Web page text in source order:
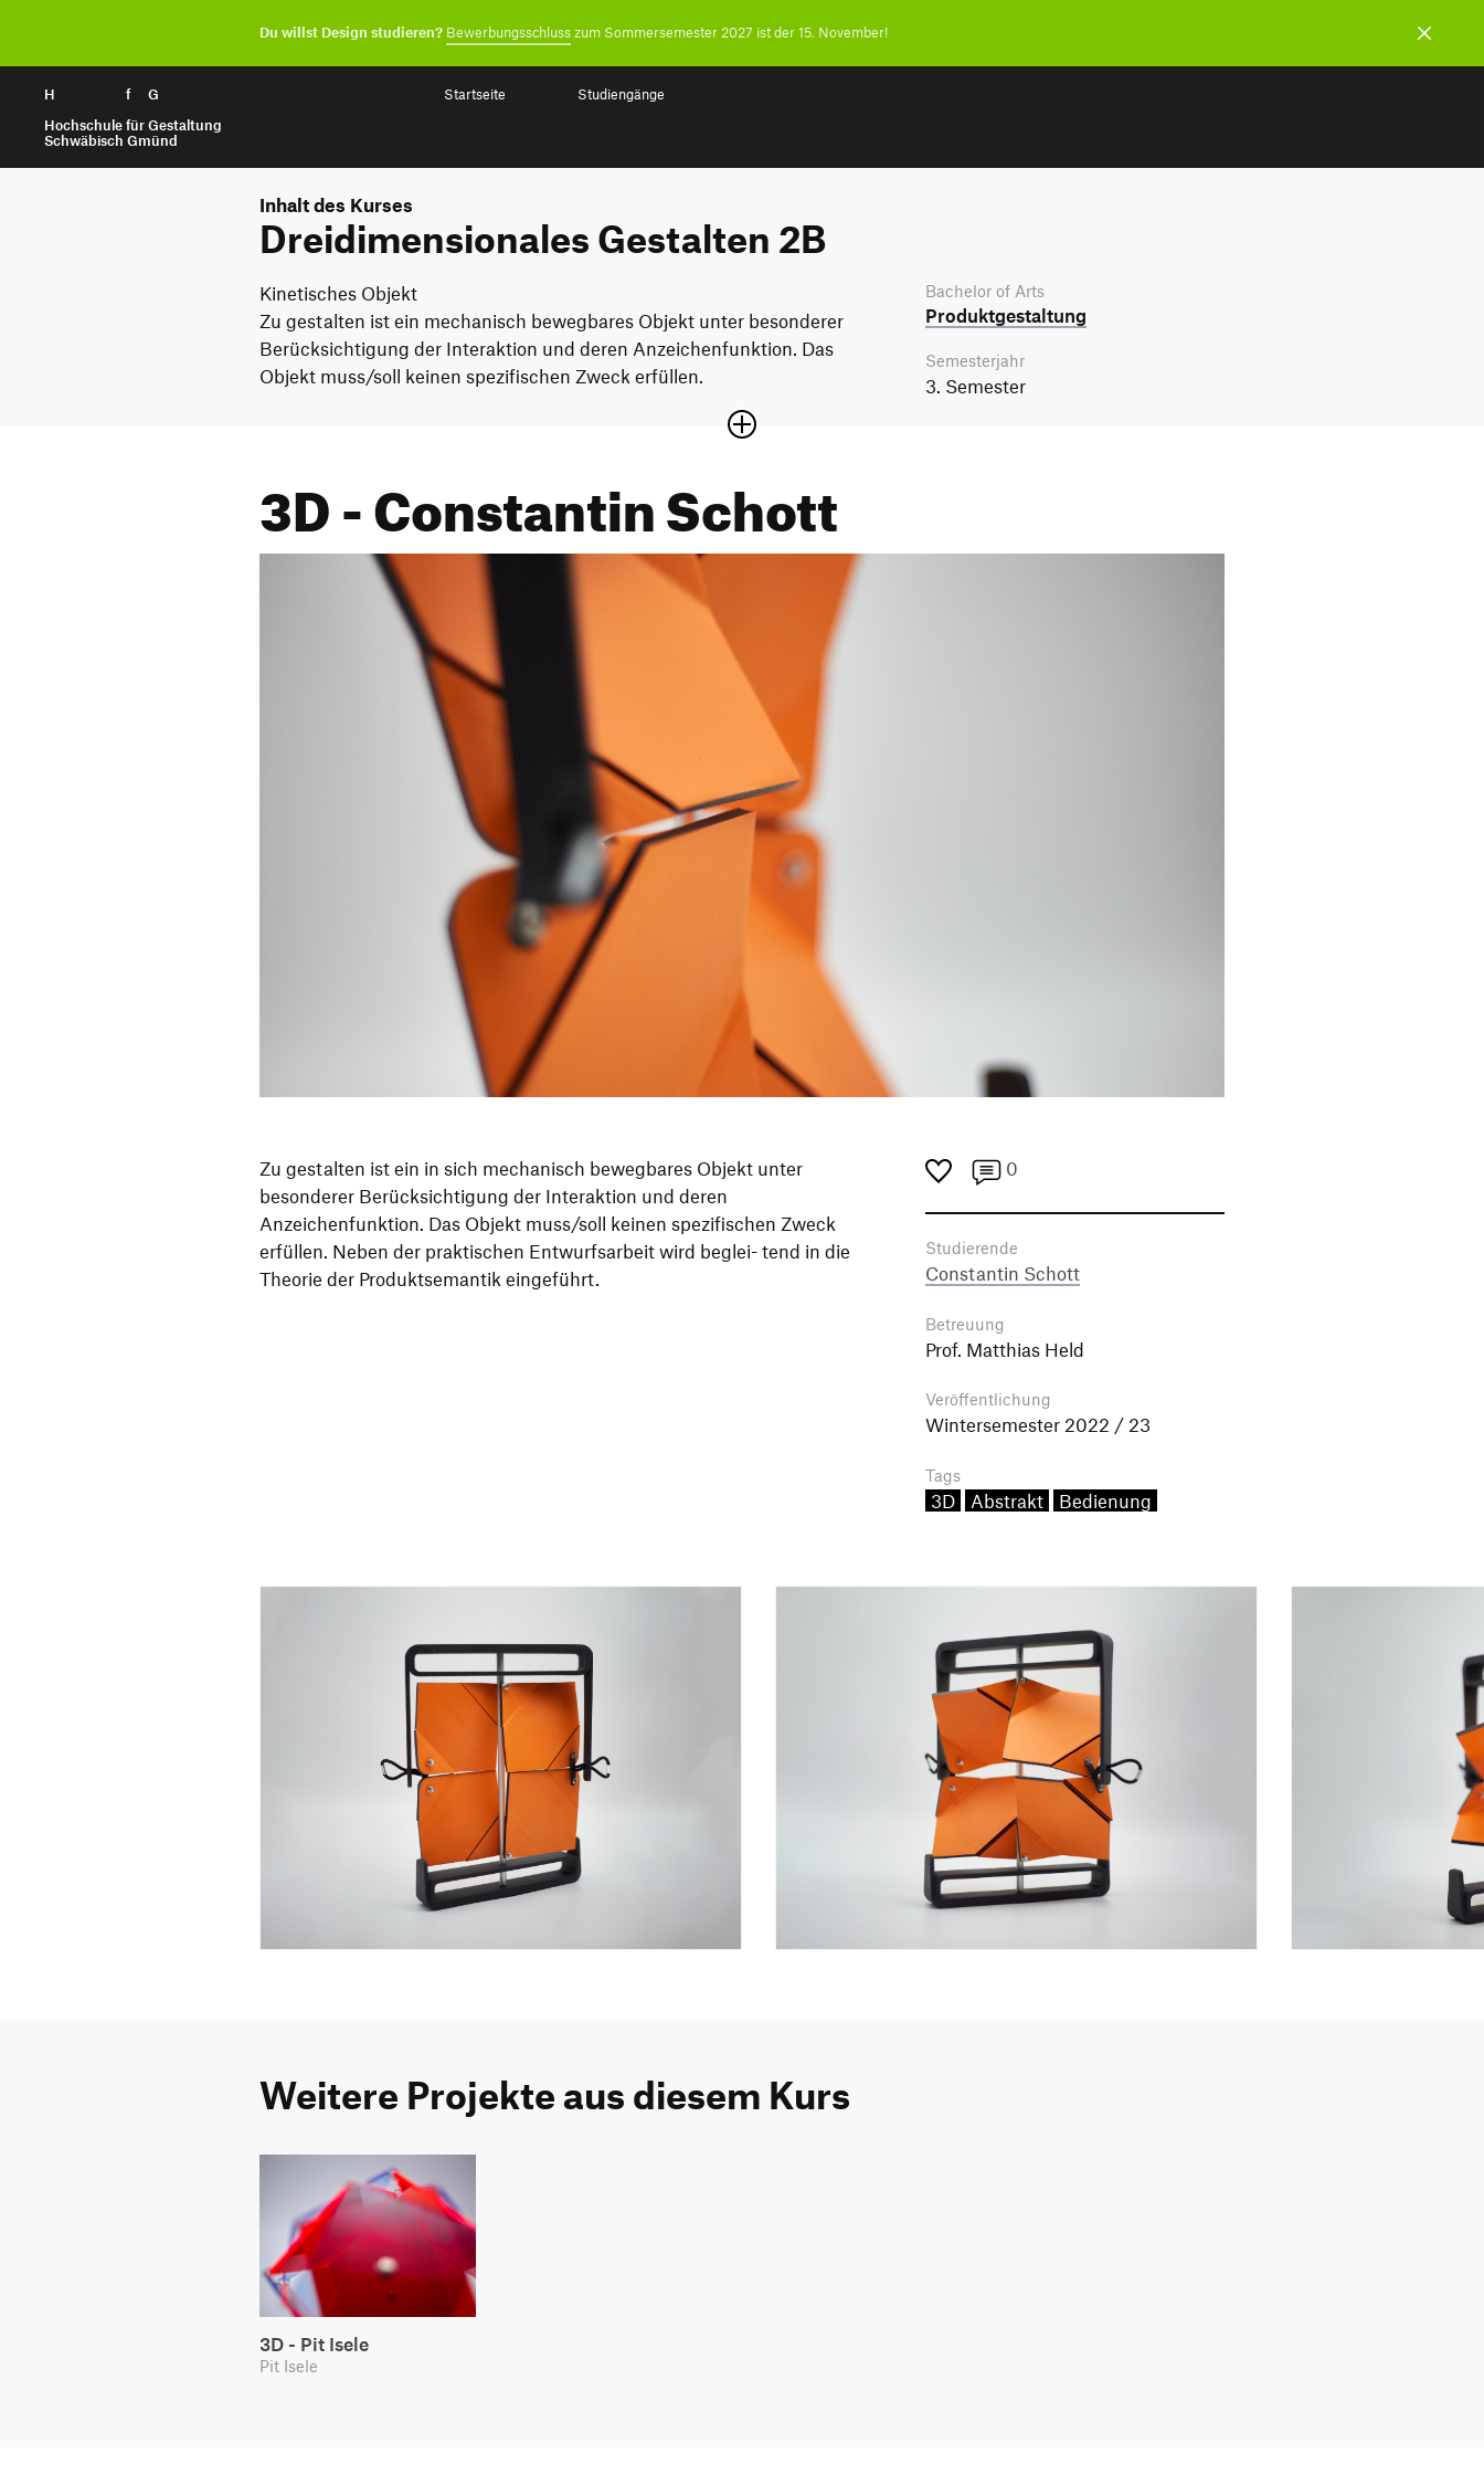
H f
G
Hochschule für Gestaltung
Schwäbisch Gmünd
Zum Seiteninhalt springen Startseite Studiengänge
Du willst Design studieren? Bewerbungsschlusszum Sommersemester 2027 ist der 15. November!
Inhalt des Kurses
Dreidimensionales Gestalten 2B
Kinetisches Objekt
Zu gestalten ist ein mechanisch bewegbares Objekt unter besonderer
Berücksichtigung der Interaktion und deren Anzeichenfunktion. Das
Objekt muss/soll keinen spezifischen Zweck erfüllen.
Bachelor of Arts
Produkt­gestaltung
Semesterjahr
3. Semester
3D - Constantin Schott
Zu gestalten ist ein in sich mechanisch bewegbares Objekt unter
besonderer Berücksichtigung der Interaktion und deren
Anzeichenfunktion. Das Objekt muss/soll keinen spezifischen Zweck
erfüllen. Neben der praktischen Entwurfsarbeit wird beglei- tend in die
Theorie der Produktsemantik eingeführt.
0
Studierende
Constantin Schott
Betreuung
Prof. Matthias Held
Veröffentlichung
Wintersemester 2022 / 23
Tags
3D Abstrakt Bedienung
Weitere Projekte aus diesem Kurs
3D - Pit Isele
Pit Isele